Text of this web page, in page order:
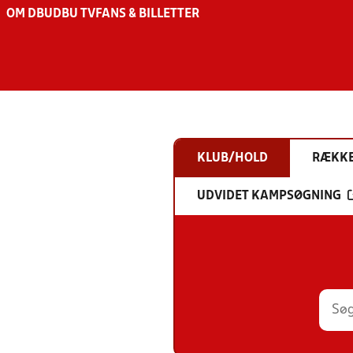
OM DBU DBU TV FANS & BILLETTER
KLUB/HOLD
UDVIDET KAMPSØGNING